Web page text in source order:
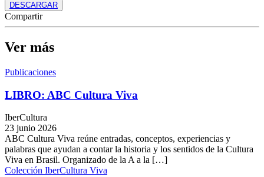
DESCARGAR
Compartir
Ver más
Publicaciones
LIBRO: ABC Cultura Viva
IberCultura
23 junio 2026
ABC Cultura Viva reúne entradas, conceptos, experiencias y
palabras que ayudan a contar la historia y los sentidos de la Cultura
Viva en Brasil. Organizado de la A a la […]
Colección IberCultura Viva